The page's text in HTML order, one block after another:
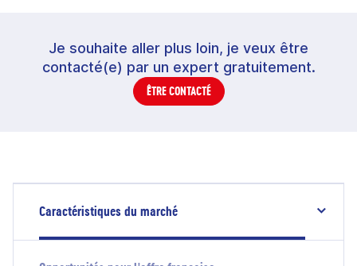
Je souhaite aller plus loin, je veux être
contacté(e) par un expert gratuitement.
ÊTRE CONTACTÉ
Caractéristiques du marché